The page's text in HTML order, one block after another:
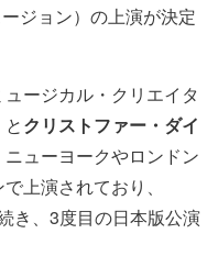
ジョン）の上演が決定
ージカル・クリエイタ
とクリストファー・ダイ
ニューヨークやロンドン
上演されており、
き、3度目の日本版公演